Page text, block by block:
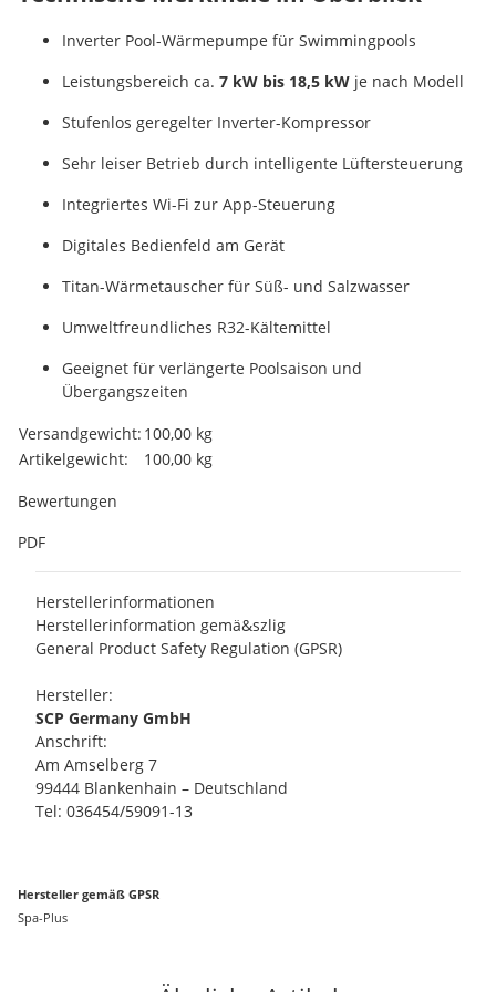
Inverter Pool-Wärmepumpe für Swimmingpools
Leistungsbereich ca. 7 kW bis 18,5 kW je nach Modell
Stufenlos geregelter Inverter-Kompressor
Sehr leiser Betrieb durch intelligente Lüftersteuerung
Integriertes Wi-Fi zur App-Steuerung
Digitales Bedienfeld am Gerät
Titan-Wärmetauscher für Süß- und Salzwasser
Umweltfreundliches R32-Kältemittel
Geeignet für verlängerte Poolsaison und
Übergangszeiten
Produkteigenschaft
Wert
Versandgewicht: 100,00 kg
Artikelgewicht:
100,00 kg
Bewertungen
PDF
Herstellerinformationen
Herstellerinformation gemä&szlig
General Product Safety Regulation (GPSR)
Hersteller:
SCP Germany GmbH
Anschrift:
Am Amselberg 7
99444 Blankenhain – Deutschland
Tel: 036454/59091-13
Hersteller gemäß GPSR
Spa-Plus